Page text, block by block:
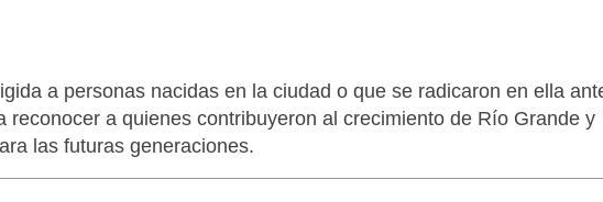
a personas nacidas en la ciudad o que se radicaron en ella
reconocer a quienes contribuyeron al crecimiento de Río Grande y
las futuras generaciones.